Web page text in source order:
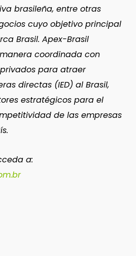
brasileña, entre otras
cuyo objetivo principal
Brasil. Apex-Brasil
coordinada con
para atraer
directas (IED) al Brasil,
estratégicos para el
de las empresas
a: